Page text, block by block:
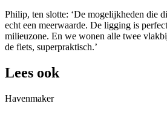
Philip, ten slotte: ‘De mogelijkheden die
echt een meerwaarde. De ligging is
milieuzone. En we wonen alle twee
de fiets, superpraktisch.’
Lees ook
Havenmaker